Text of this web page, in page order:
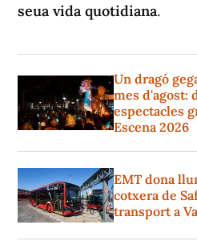
seua vida quotidiana.
Un dragó
mes d'agost:
espectacles
Escena 2026
EMT dona
cotxera de
transport a